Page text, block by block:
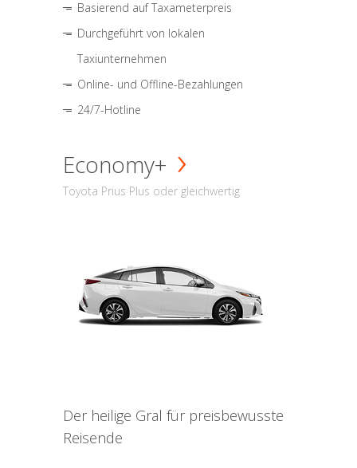
Basierend auf Taxameterpreis
Durchgeführt von lokalen
Taxiunternehmen
Online- und Offline-Bezahlungen
24/7-Hotline
Economy+
Toyota Prius Plus oder gleichwertig
Der heilige Gral für preisbewusste
Reisende